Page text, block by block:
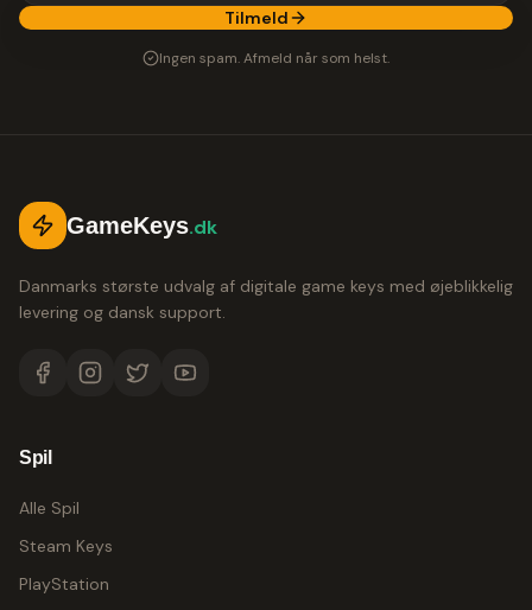
Tilmeld
Ingen spam. Afmeld når som helst.
GameKeys.dk
Danmarks største udvalg af digitale game keys med øjeblikkelig
levering og dansk support.
Spil
Alle Spil
Steam Keys
PlayStation